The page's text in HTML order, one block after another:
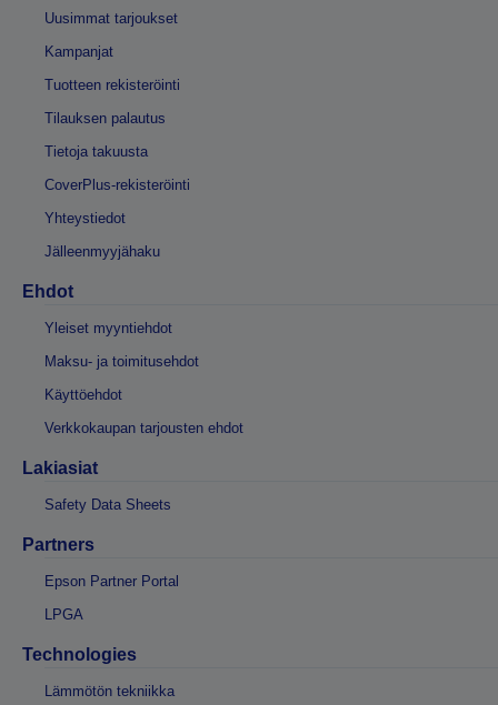
Uusimmat tarjoukset
Kampanjat
Tuotteen rekisteröinti
Tilauksen palautus
Tietoja takuusta
CoverPlus-rekisteröinti
Yhteystiedot
Jälleenmyyjähaku
Ehdot
Yleiset myyntiehdot
Maksu- ja toimitusehdot
Käyttöehdot
Verkkokaupan tarjousten ehdot
Lakiasiat
Safety Data Sheets
Partners
Epson Partner Portal
LPGA
Technologies
Lämmötön tekniikka